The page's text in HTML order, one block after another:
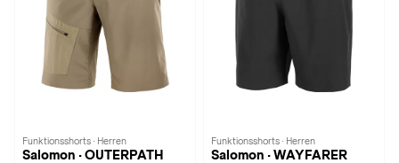
Funktionsshorts · Herren
Salomon · OUTERPATH
Funktionsshorts · Herren
Salomon · WAYFARER